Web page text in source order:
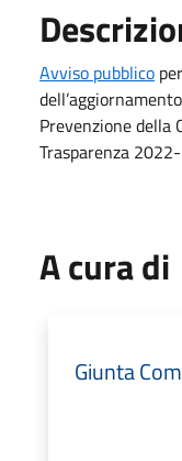
Avviso pubblico
Prevenzione della
Trasparenza
A cura di
Giunta